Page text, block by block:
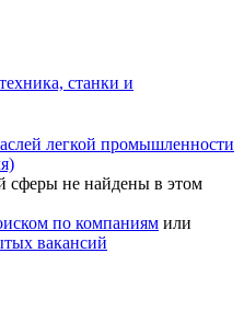
станки и
легкой промышленности
сферы не найдены в этом
по компаниям или
вакансий